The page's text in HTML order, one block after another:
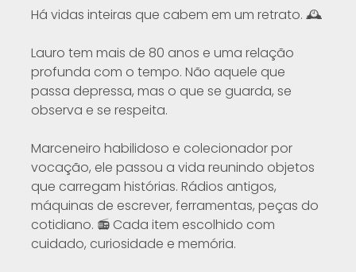
Há vidas inteiras que cabem em um retrato. 🕰️
Lauro tem mais de 80 anos e uma relação
profunda com o tempo. Não aquele que
passa depressa, mas o que se guarda, se
observa e se respeita.
Marceneiro habilidoso e colecionador por
vocação, ele passou a vida reunindo objetos
que carregam histórias. Rádios antigos,
máquinas de escrever, ferramentas, peças do
cotidiano. 📻 Cada item escolhido com
cuidado, curiosidade e memória.